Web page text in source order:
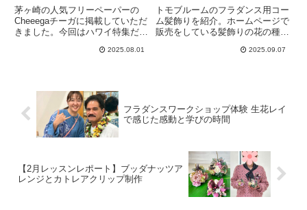
載していただきました
茅ヶ崎の人気フリーペーパーの
Cheeegaチーガに掲載していただ
きました。今回はハワイ特集だそ
ですが、それまでの私の活動や人
2025.08.01
トモブルームのフラダンス用コー
ム髪飾りを紹介。ホームページで
販売をしている髪飾りの花の種類
トを詳しく解説しています。ぜひ
2025.09.07
フラダンスワークショップ体験 生花レイ
で感じた感動と学びの時間
【2月レッスンレポート】ブッダナッツア
レンジとカトレアクリップ制作